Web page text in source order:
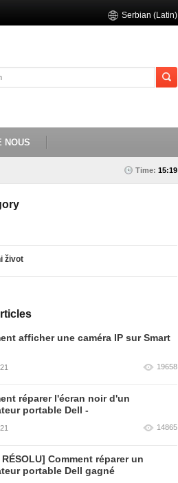
Serbian (Latin)
NOUS
Time: 15:19
život
afficher une caméra IP sur Smart
19658
réparer l'écran noir d'un
portable Dell -
14865
RÉSOLU] Comment réparer un
portable Dell gagné